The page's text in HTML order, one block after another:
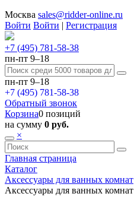
Москва sales@ridder-online.ru
Войти Войти | Регистрация
+7 (495) 781-58-38
пн-пт 9–18
пн-пт 9–18
+7 (495) 781-58-38
Обратный звонок
Корзина0 позиций
на сумму 0 руб.
×
Главная страница
Каталог
Аксессуары для ванных комнат
Аксессуары для ванных комнат